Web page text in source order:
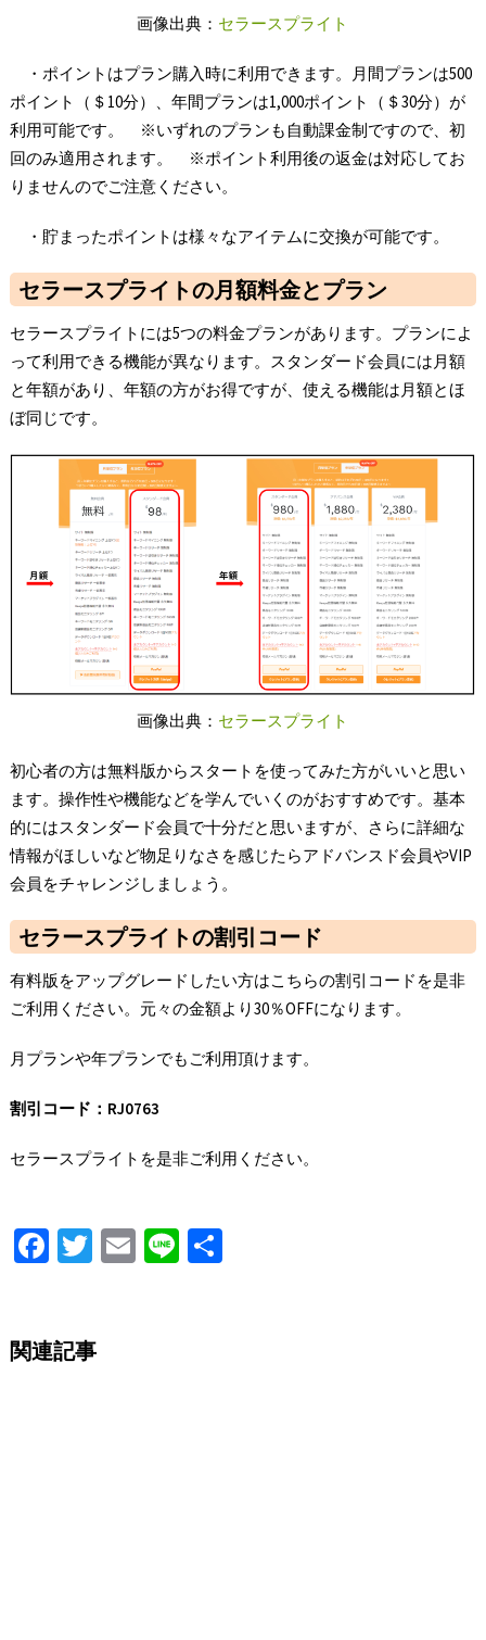
画像出典： セラースプライト
・ポイントはプラン購入時に利用できます。月間プランは500
ポイント（＄10分）、年間プランは1,000ポイント（＄30分）が
利用可能です。 ※いずれのプランも自動課金制ですので、初
回のみ適用されます。 ※ポイント利用後の返金は対応してお
りませんのでご注意ください。
・貯まったポイントは様々なアイテムに交換が可能です。
セラースプライトの月額料金とプラン
セラースプライトには5つの料金プランがあります。プランによ
って利用できる機能が異なります。スタンダード会員には月額
と年額があり、年額の方がお得ですが、使える機能は月額とほ
ぼ同じです。
画像出典： セラースプライト
初心者の方は無料版からスタートを使ってみた方がいいと思い
ます。操作性や機能などを学んでいくのがおすすめです。基本
的にはスタンダード会員で十分だと思いますが、さらに詳細な
情報がほしいなど物足りなさを感じたらアドバンスド会員やVIP
会員をチャレンジしましょう。
セラースプライトの割引コード
有料版をアップグレードしたい方はこちらの割引コードを是非
ご利用ください。元々の金額より30％OFFになります。
月プランや年プランでもご利用頂けます。
割引コード：RJ0763
セラースプライトを是非ご利用ください。
Fa
o
T
er
E Li S
関連記事